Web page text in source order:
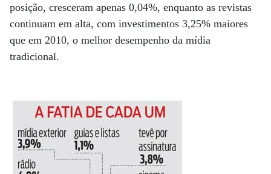
posição, cresceram apenas 0,04%, enquanto as revistas
continuam em alta, com investimentos 3,25% maiores
que em 2010, o melhor desempenho da mídia
tradicional.